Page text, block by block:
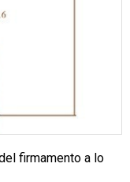
firmamento a lo